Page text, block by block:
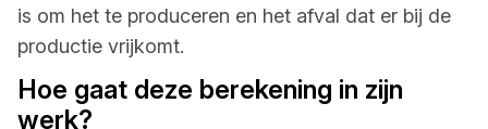
is om het te produceren en het afval dat er bij de
productie vrijkomt.
Hoe gaat deze berekening in zijn
werk?